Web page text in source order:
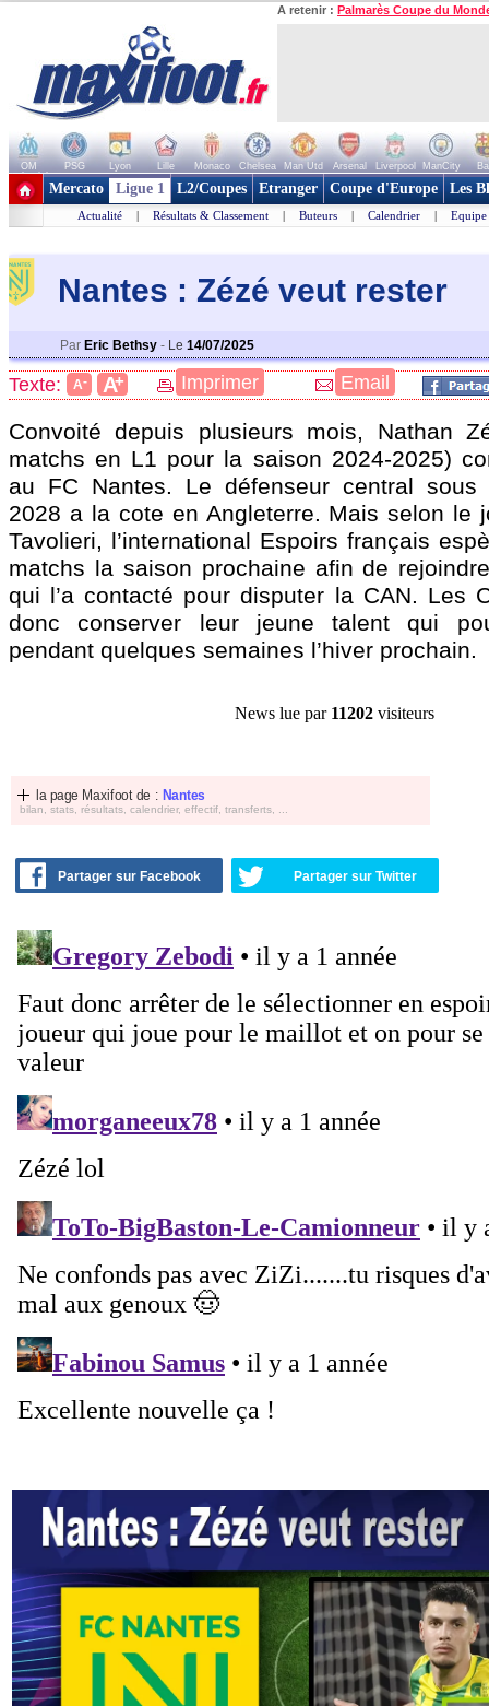
A retenir : Palmarès Coupe du
OM PSG Lyon Lille Monaco Chelsea Man Utd Arsenal Liverpool ManCity
+ de clubs
Mercato Ligue 1 L2/Coupes Etranger Coupe d'Europe Les
Actualité | Résultats & Classement | Buteurs | Calendrier | Equipe
Nantes : Zézé veut rester
Par Eric Bethsy - Le 14/07/2025
Texte: A- A+ Imprimer Email
Convoité depuis plusieurs mois, Nathan
matchs en L1 pour la saison 2024-2025)
au FC Nantes. Le défenseur central sous
2028 a la cote en Angleterre. Mais selon le
Tavolieri, l’international Espoirs français
matchs la saison prochaine afin de
qui l’a contacté pour disputer la CAN. Les
donc conserver leur jeune talent qui
pendant quelques semaines l’hiver prochain.
News lue par 11202visiteurs
la page Maxifoot de : Nantes
bilan, stats, résultats, calendrier, effectif, transferts, ...
Partager sur Facebook Partager sur Twitter